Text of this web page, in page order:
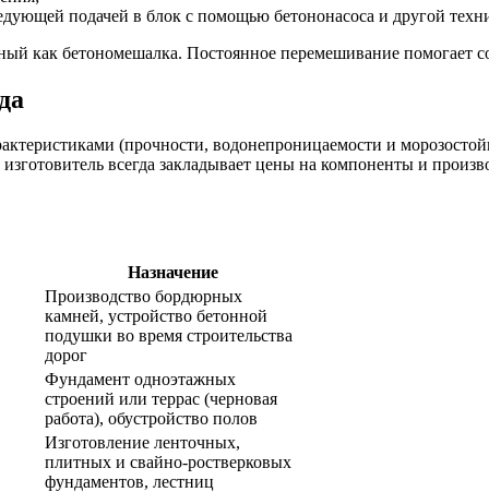
подачей в блок с помощью бетононасоса и другой
как бетономешалка. Постоянное перемешивание помогает
(прочности, водонепроницаемости и
всегда закладывает цены на компоненты и
Назначение
Производство бордюрных
камней, устройство бетонной
подушки во время строительства
дорог
Фундамент одноэтажных
строений или террас (черновая
работа), обустройство полов
Изготовление ленточных,
плитных и свайно-ростверковых
фундаментов, лестниц